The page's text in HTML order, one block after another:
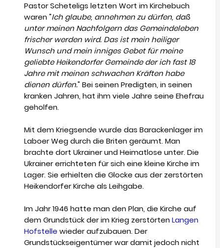
Pastor Scheteligs letzten Wort im Kirchebuch
waren "Ich glaube, annehmen zu dürfen, daß
unter meinen Nachfolgern das Gemeindeleben
frischer werden wird. Das ist mein heiliger
Wunsch und mein inniges Gebet für meine
geliebte Heikendorfer Gemeinde der ich fast 18
Jahre mit meinen schwachen Kräften habe
dienen dürfen." Bei seinen Predigten, in seinen
kranken Jahren, hat ihm viele Jahre seine Ehefrau
geholfen.
Mit dem Kriegsende wurde das Barackenlager im
Laboer Weg durch die Briten geräumt. Man
brachte dort Ukrainer und Heimatlose unter. Die
Ukrainer errichteten für sich eine kleine Kirche im
Lager. Sie erhielten die Glocke aus der zerstörten
Heikendorfer Kirche als Leihgabe.
Im Jahr 1946 hatte man den Plan, die Kirche auf
dem Grundstück der im Krieg zerstörten Langen
Hofstelle wieder aufzubauen. Der
Grundstückseigentümer war damit jedoch nicht